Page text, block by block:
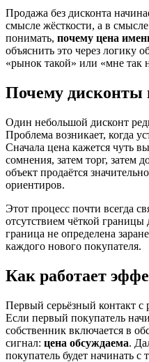
Продажа без дисконта
смысле жёсткости, а в
понимать, почему цена
объяснить это через логику
«рынок такой» или «мне так
Почему дисконты
Один небольшой дисконт
Проблема возникает, когда
Сначала цена кажется чуть
сомнения, затем торг, затем
объект продаётся
ориентиров.
Этот процесс почти всегда
отсутствием чёткой
граница не определена
каждого нового покупателя.
Как работает
Первый серьёзный контакт с
Если первый покупатель
собственник включается в
сигнал: цена обсуждаема.
покупатель будет начинать с